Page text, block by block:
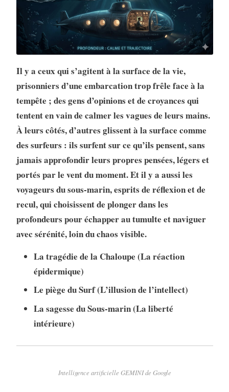
Il y a ceux qui s’agitent à la surface de la vie,
prisonniers d’une embarcation trop frêle face à la
tempête ; des gens d’opinions et de croyances qui
tentent en vain de calmer les vagues de leurs mains.
À leurs côtés, d’autres glissent à la surface comme
des surfeurs : ils surfent sur ce qu’ils pensent, sans
jamais approfondir leurs propres pensées, légers et
portés par le vent du moment. Et il y a aussi les
voyageurs du sous-marin, esprits de réflexion et de
recul, qui choisissent de plonger dans les
profondeurs pour échapper au tumulte et naviguer
avec sérénité, loin du chaos visible.
La tragédie de la Chaloupe (La réaction
épidermique)
Le piège du Surf (L’illusion de l’intellect)
La sagesse du Sous-marin (La liberté
intérieure)
Intelligence artificielle GEMINI de Google